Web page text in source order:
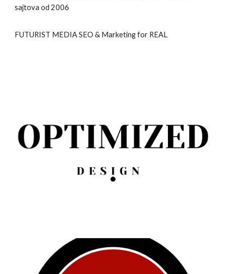
sajtova od 2006
FUTURIST MEDIA SEO & Marketing for REAL